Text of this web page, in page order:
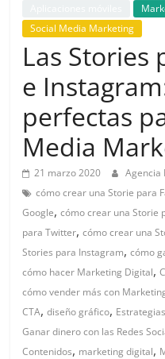
Revistas
de
en
|
de
Social Media Marketing
Las Stories
e
perfectas
Media
21 marzo 2020
Agencia
cómo crear una Storie para
Google,cómo crear una Storie
para Twitter,cómo crear una
Stories para Instagram,cómo
cómo hacer Marketing Digital,
cómo vender más con
CTA,diseño gráfico,
Ganar dinero con las Redes
Contenidos, marketing digital,